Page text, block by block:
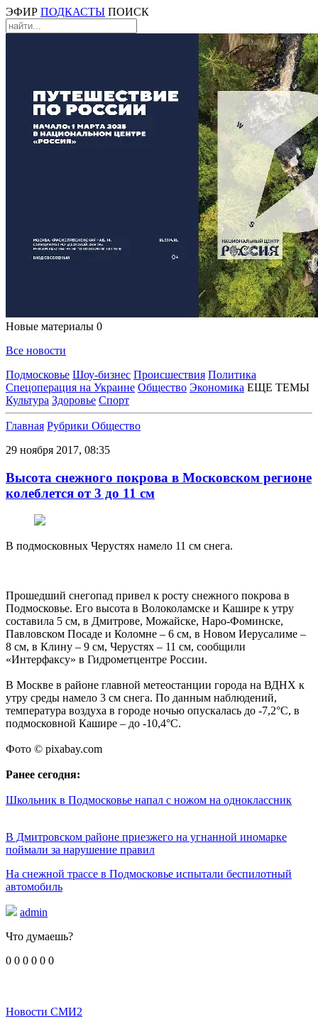
ЭФИР ПОДКАСТЫ ПОИСК
Новые материалы 0
Все новости
Подмосковье Шоу-бизнес Происшествия Политика
Спецоперация на Украине Общество Экономика ЕЩЕ ТЕМЫ
Культура Здоровье Спорт
Главная Рубрики Общество
29 ноября 2017, 08:35
Высота снежного покрова в Московском регионе
колеблется от 3 до 11 см
В подмосковных Черустях намело 11 см снега.
Прошедший снегопад привел к росту снежного покрова в
Подмосковье. Его высота в Волоколамске и Кашире к утру
составила 5 см, в Дмитрове, Можайске, Наро-Фоминске,
Павловском Посаде и Коломне – 6 см, в Новом Иерусалиме –
8 см, в Клину – 9 см, Черустях – 11 см, сообщили
«Интерфаксу» в Гидрометцентре России.
В Москве в районе главной метеостанции города на ВДНХ к
утру среды намело 3 см снега. По данным наблюдений,
температура воздуха в городе ночью опускалась до -7,2°C, в
подмосковной Кашире – до -10,4°C.
Фото © pixabay.com
Ранее сегодня:
Школьник в Подмосковье напал с ножом на одноклассник
В Дмитровском районе приезжего на угнанной иномарке
поймали за нарушение правил
На снежной трассе в Подмосковье испытали беспилотный
автомобиль
admin
Что думаешь?
0 0 0 0 0 0
Новости СМИ2